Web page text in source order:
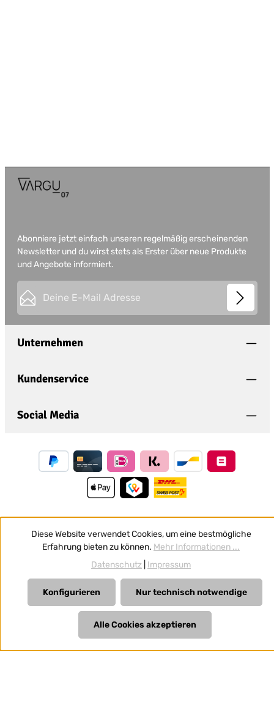
Abonniere jetzt einfach unseren regelmäßig erscheinenden
Newsletter und du wirst stets als Erster über neue Produkte
und Angebote informiert.
Datenschutz
Ich habe die
bin mit ihnen einverstanden.
This site is protected by
Die mit einem Stern (*) markierten Felder sind
Unternehmen
Kundenservice
Social Media
Vertrag widerrufen
und ggf. Nachnahmegebühren, wenn nicht anders
angegeben.
Diese Website verwendet Cookies, um eine bestmögliche
Erfahrung bieten zu können. Mehr Informationen ...
Datenschutz Impressum
Nur technisch notwendige
Konfigurieren
Alle Cookies akzeptieren